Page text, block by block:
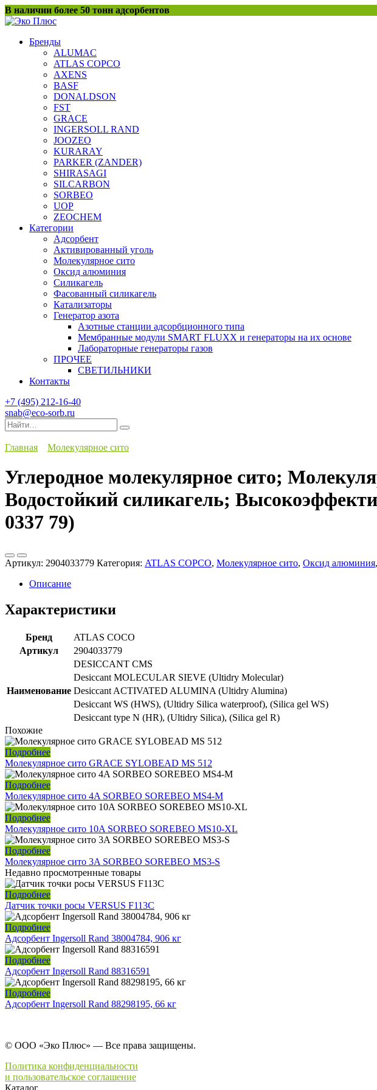
Перейти
к
В наличии более 50 тонн адсорбентов
Бренды
ALUMAC
ATLAS COPCO
AXENS
BASF
DONALDSON
FST
GRACE
INGERSOLL RAND
JOOZEO
KURARAY
PARKER (ZANDER)
SHIRASAGI
SILCARBON
SORBEO
UOP
ZEOCHEM
Категории
Адсорбент
Активированный уголь
Молекулярное сито
Оксид алюминия
Силикагель
Фасованный силикагель
Катализаторы
Генератор азота
Азотные станции адсорбционного типа
Мембранные модули SMART FLUXX и генераторы на их основе
Лабораторные генераторы газов
ПРОЧЕЕ
СВЕТИЛЬНИКИ
Контакты
+7 (495) 212-16-40
snab@eco-sorb.ru
Search
for:
Главная
Молекулярное сито
Углеродное молекулярное сито;
Водостойкий силикагель;
0337 79)
Артикул: 2904033779 Категория: ATLAS COPCO, Молекулярное сито, Оксид алюминия,
Описание
Характеристики
Бренд
ATLAS COCO
Артикул
2904033779
Наименование
DESICCANT CMS
Desiccant MOLECULAR SIEVE (Ultidry Molecular)
Desiccant ACTIVATED ALUMINA (Ultidry Alumina)
Desiccant WS (HWS), (Ultidry Silica waterproof), (Silica gel WS)
Desiccant type N (HR), (Ultidry Silica), (Silica gel R)
Похожие
Подробнее
Молекулярное сито GRACE SYLOBEAD MS 512
Подробнее
Молекулярное сито 4A SORBEO SOREBEO MS4-M
Подробнее
Молекулярное сито 10A SORBEO SOREBEO MS10-XL
Подробнее
Молекулярное сито 3A SORBEO SOREBEO MS3-S
Недавно просмотренные товары
Подробнее
Датчик точки росы VERSUS F113C
Подробнее
Адсорбент Ingersoll Rand 38004784, 906 кг
Подробнее
Адсорбент Ingersoll Rand 88316591
Подробнее
Адсорбент Ingersoll Rand 88298195, 66 кг
© ООО «Эко Плюс» — Все права защищены.
Политика конфиденциальности
и пользовательское соглашение
Каталог